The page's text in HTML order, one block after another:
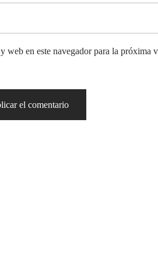
web en este navegador para la próxima